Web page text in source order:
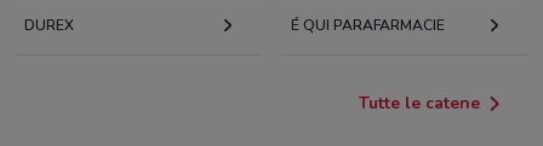
DUREX É QUI PARAFARMACIE
Tutte le catene